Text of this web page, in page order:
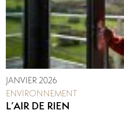
JANVIER 2026
ENVIRONNEMENT
L’AIR DE RIEN